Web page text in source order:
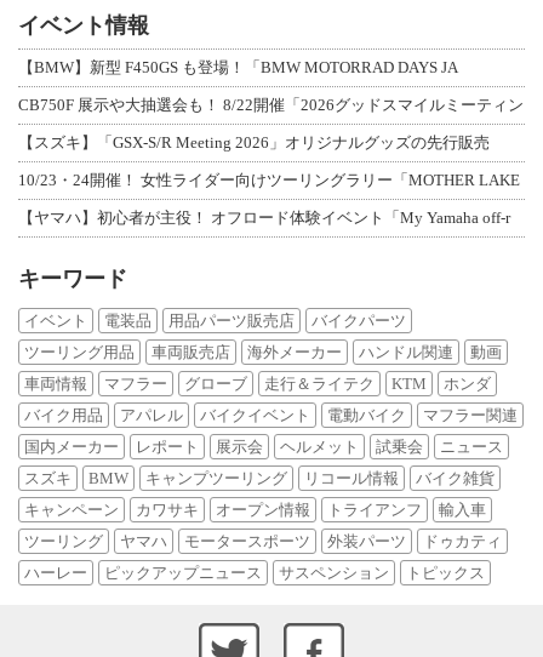
イベント情報
【BMW】新型 F450GS も登場！「BMW MOTORRAD DAYS JA
CB750F 展示や大抽選会も！ 8/22開催「2026グッドスマイルミーティン
【スズキ】「GSX-S/R Meeting 2026」オリジナルグッズの先行販売
10/23・24開催！ 女性ライダー向けツーリングラリー「MOTHER LAKE
【ヤマハ】初心者が主役！ オフロード体験イベント「My Yamaha off-r
キーワード
イベント 電装品 用品パーツ販売店
バイクパーツ
ツーリング用品
車両販売店 海外メーカー ハンドル関連
動画
車両情報
マフラー グローブ 走行＆ライテク KTM
ホンダ
バイク用品
アパレル バイクイベント 電動バイク
マフラー関連
国内メーカー
レポート 展示会 ヘルメット 試乗会
ニュース
スズキ
BMW キャンプツーリング リコール情報
バイク雑貨
キャンペーン
カワサキ オープン情報 トライアンフ
輸入車
ツーリング
ヤマハ モータースポーツ 外装パーツ
ドゥカティ
ハーレー
ピックアップニュース サスペンション トピックス